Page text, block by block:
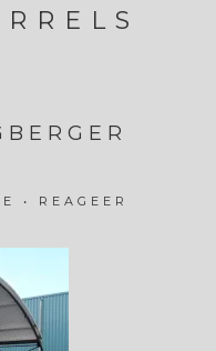
• REAGEER